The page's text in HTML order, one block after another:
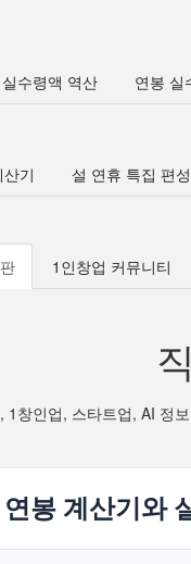
실수령액 역산 연봉 실
기 설 연휴 특집 편
1인창업 커뮤니티
1창인업, 스타트업, AI 정
봉 계산기와